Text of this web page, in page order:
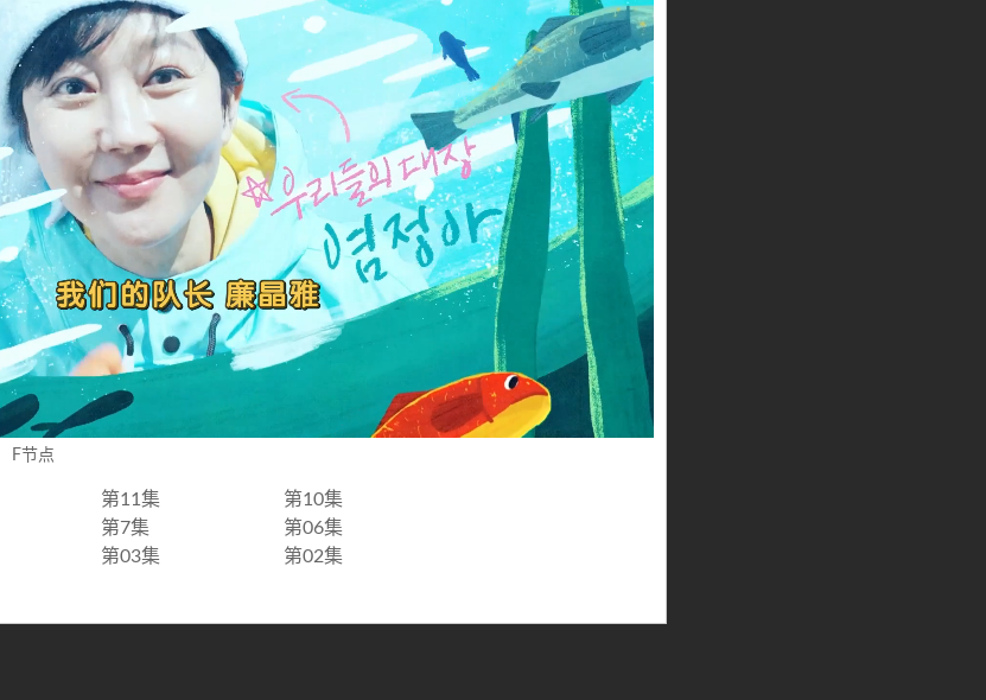
Playback
Rate
F节点
第11集
第10集
第7集
第06集
第03集
第02集